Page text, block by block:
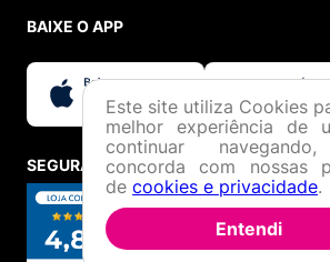
BAIXE O APP
SEGURANÇA E CREDIBILIDADE
Este site utiliza Cookies
melhor experiência de
continuar
concorda com nossas
de cookies e privacidade.
Entendi